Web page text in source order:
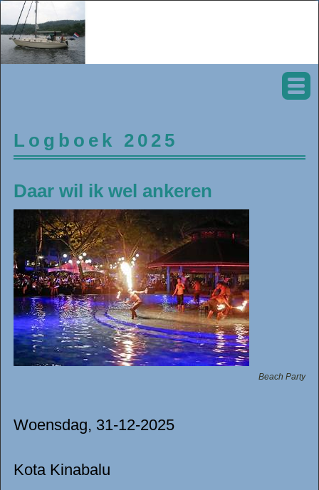
Logboek 2025
Daar wil ik wel ankeren
Beach Party
Woensdag, 31-12-2025
Kota Kinabalu